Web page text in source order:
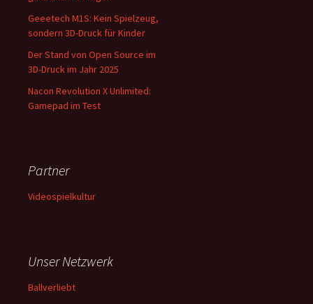
Geeetech M1S: Kein Spielzeug,
sondern 3D-Druck für Kinder
Der Stand von Open Source im
3D-Druck im Jahr 2025
Nacon Revolution X Unlimited:
Gamepad im Test
Partner
Videospielkultur
Unser Netzwerk
Ballverliebt